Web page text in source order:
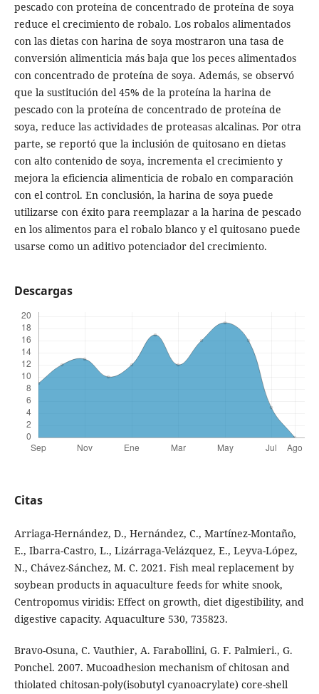
pescado con proteína de concentrado de proteína de soya
reduce el crecimiento de robalo. Los robalos alimentados
con las dietas con harina de soya mostraron una tasa de
conversión alimenticia más baja que los peces alimentados
con concentrado de proteína de soya. Además, se observó
que la sustitución del 45% de la proteína la harina de
pescado con la proteína de concentrado de proteína de
soya, reduce las actividades de proteasas alcalinas. Por otra
parte, se reportó que la inclusión de quitosano en dietas
con alto contenido de soya, incrementa el crecimiento y
mejora la eficiencia alimenticia de robalo en comparación
con el control. En conclusión, la harina de soya puede
utilizarse con éxito para reemplazar a la harina de pescado
en los alimentos para el robalo blanco y el quitosano puede
usarse como un aditivo potenciador del crecimiento.
Descargas
Citas
Arriaga-Hernández, D., Hernández, C., Martínez-Montaño,
E., Ibarra-Castro, L., Lizárraga-Velázquez, E., Leyva-López,
N., Chávez-Sánchez, M. C. 2021. Fish meal replacement by
soybean products in aquaculture feeds for white snook,
Centropomus viridis: Effect on growth, diet digestibility, and
digestive capacity. Aquaculture 530, 735823.
Bravo-Osuna, C. Vauthier, A. Farabollini, G. F. Palmieri., G.
Ponchel. 2007. Mucoadhesion mechanism of chitosan and
thiolated chitosan-poly(isobutyl cyanoacrylate) core-shell